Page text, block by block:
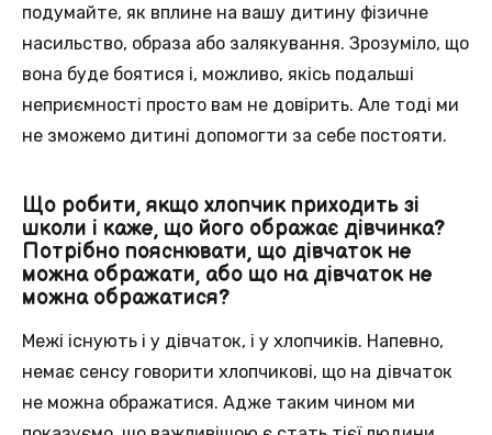
подумайте, як вплине на вашу дитину фізичне
насильство, образа або залякування. Зрозуміло, що
вона буде боятися і, можливо, якісь подальші
неприємності просто вам не довірить. Але тоді ми
не зможемо дитині допомогти за себе постояти.
Що робити, якщо хлопчик приходить зі
школи і каже, що його ображає дівчинка?
Потрібно пояснювати, що дівчаток не
можна ображати, або що на дівчаток не
можна ображатися?
Межі існують і у дівчаток, і у хлопчиків. Напевно,
немає сенсу говорити хлопчикові, що на дівчаток
не можна ображатися. Адже таким чином ми